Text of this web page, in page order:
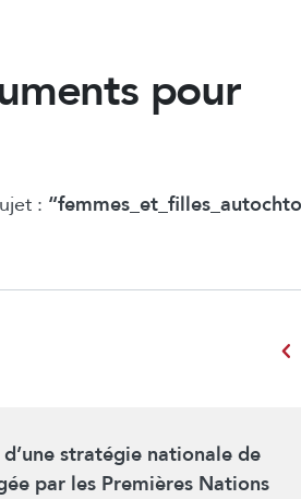
pour
:
chevron_left
stratégie nationale de
par les Premières Nations